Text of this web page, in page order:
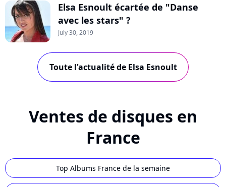
Elsa Esnoult écartée de "Danse
avec les stars" ?
July 30, 2019
Toute l'actualité de Elsa Esnoult
Ventes de disques en
France
Top Albums France de la semaine